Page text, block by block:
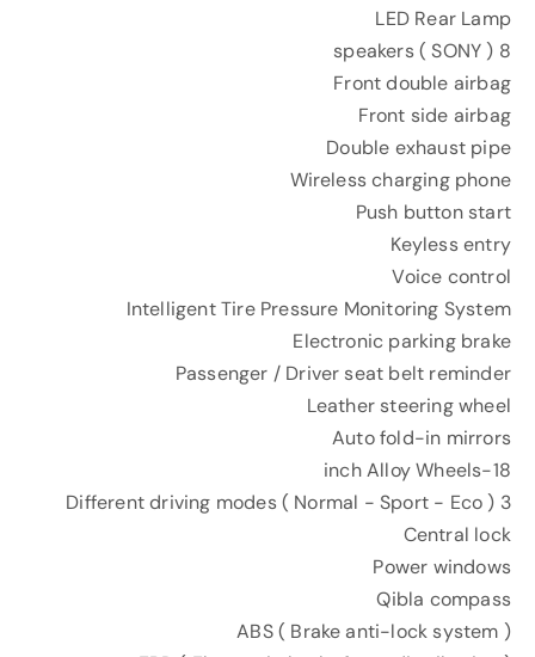
LED Rear Lamp
8 speakers ( SONY )
Front double airbag
Front side airbag
Double exhaust pipe
Wireless charging phone
Push button start
Keyless entry
Voice control
Intelligent Tire Pressure Monitoring System
Electronic parking brake
Passenger / Driver seat belt reminder
Leather steering wheel
Auto fold-in mirrors
18-inch Alloy Wheels
3 Different driving modes ( Normal - Sport - Eco )
Central lock
Power windows
Qibla compass
ABS ( Brake anti-lock system )